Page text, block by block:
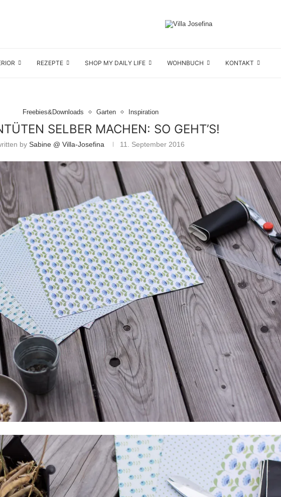
REZEPTE SHOP MY DAILY LIFE WOHNBUCH KONTAKT
Freebies&Downloads Garten Inspiration
SELBER MACHEN: SO GEHT’S!
bySabine @ Villa-Josefina 11. September 2016